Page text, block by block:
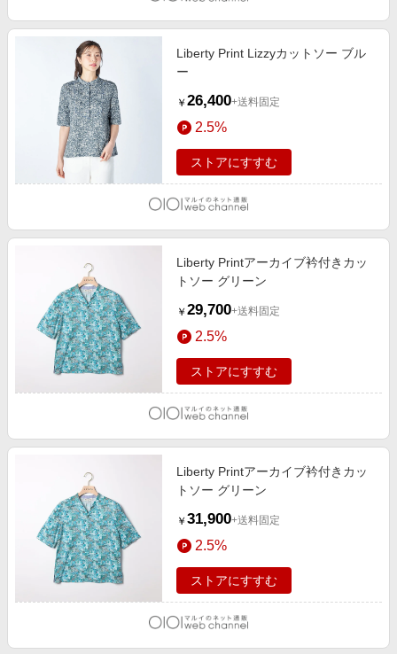
Liberty Print Lizzyカットソー ブル
ー
￥ 26,400+送料固定
2.5%
ストアにすすむ
Liberty Printアーカイブ衿付きカッ
トソー グリーン
￥ 29,700+送料固定
2.5%
ストアにすすむ
Liberty Printアーカイブ衿付きカッ
トソー グリーン
￥ 31,900+送料固定
2.5%
ストアにすすむ